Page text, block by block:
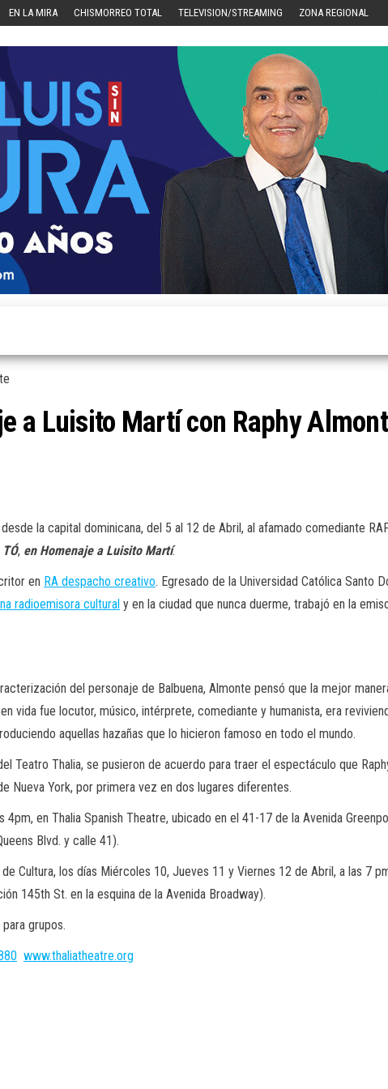
EN LA MIRA CHISMORREO TOTAL TELEVISION/STREAMING ZONA REGIONAL
a Luisito Martí con Raphy
la capital dominicana, del 5 al 12 de Abril, al afamado comediante
TÓ, en Homenaje a Luisito Martí.
en RA despacho creativo. Egresado de la Universidad Católica Santo
radioemisora cultural y en la ciudad que nunca duerme, trabajó en la
del personaje de Balbuena, Almonte pensó que la mejor
vida fue locutor, músico, intérprete, comediante y humanista, era
aquellas hazañas que lo hicieron famoso en todo el mundo.
Teatro Thalia, se pusieron de acuerdo para traer el espectáculo que
Nueva York, por primera vez en dos lugares diferentes.
en Thalia Spanish Theatre, ubicado en el 41-17 de la Avenida
Blvd. y calle 41).
Cultura, los días Miércoles 10, Jueves 11 y Viernes 12 de Abril, a las 7
145th St. en la esquina de la Avenida Broadway).
grupos.
www.thaliatheatre.org